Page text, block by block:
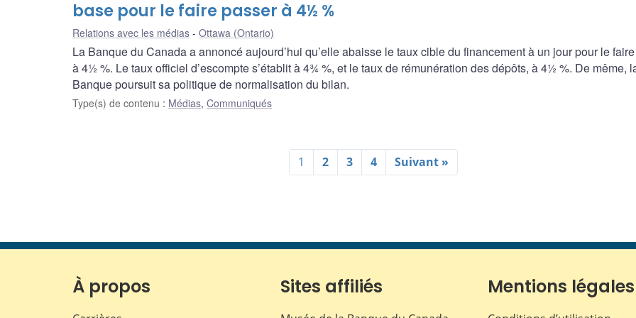
base pour le faire passer à 4½ %
Relations avec les médias Ottawa (Ontario)
La Banque du Canada a annoncé aujourd’hui qu’elle abaisse le taux cible du financement à un jour pour le
à 4½ %. Le taux officiel d’escompte s’établit à 4¾ %, et le taux de rémunération des dépôts, à 4½ %. De même,
Banque poursuit sa politique de normalisation du bilan.
Type(s) de contenu : Médias, Communiqués
1 2 3 4 Suivant »
À propos Sites affiliés Mentions légales